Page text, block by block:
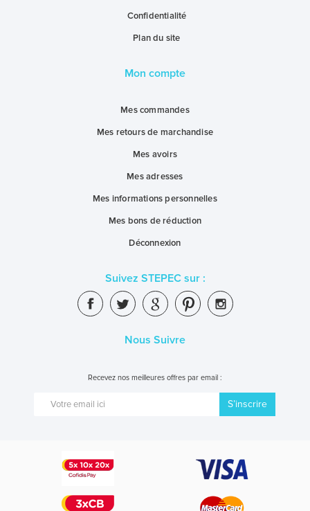
Confidentialité
Plan du site
Mon compte
Mes commandes
Mes retours de marchandise
Mes avoirs
Mes adresses
Mes informations personnelles
Mes bons de réduction
Déconnexion
Suivez STEPEC sur :
Nous Suivre
Recevez nos meilleures offres par email :
S’inscrire